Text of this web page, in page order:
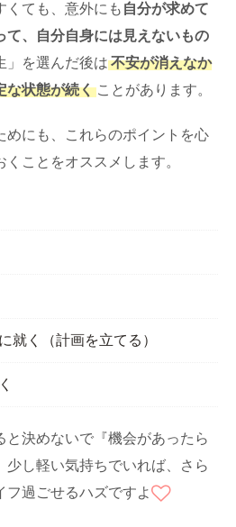
くても、意外にも 自分が求めて
て、自分自身には見えないもの
」を選んだ後は 不安が消えなか
な状態が続く ことがあります。
めにも、これらのポイントを心
ことをオススメします。
就く（計画を立てる）
と決めないで『機会があったら
少し軽い気持ちでいれば、さら
フ過ごせるハズですよ